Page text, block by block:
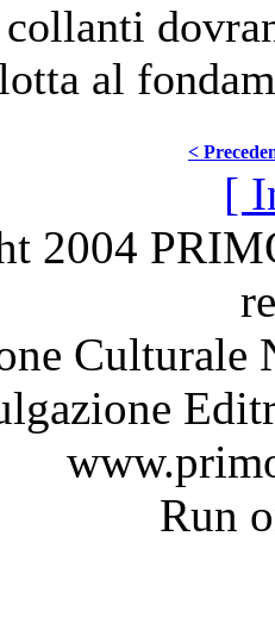
al
<
[
2004
Run